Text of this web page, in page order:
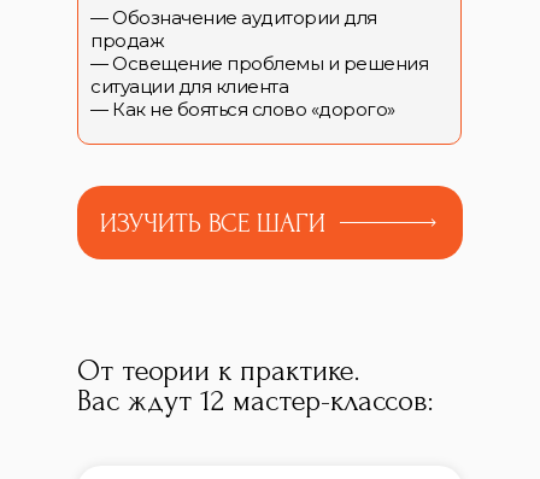
ИЗУЧИТЬ ВСЕ ШАГИ
— Обозначение аудитории для
продаж
— Освещение проблемы и решения
ситуации для клиента
— Как не бояться слово «дорого»
От теории к практике.
Вас ждут 12 мастер-классов: